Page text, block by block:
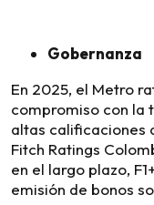
Gobernanza
En 2025, el Metro
compromiso con la
altas calificaciones
Fitch Ratings
en el largo plazo,
emisión de bonos